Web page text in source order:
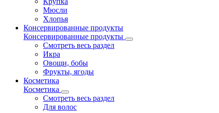
Мюсли
Хлопья
Консервированные продукты
Консервированные продукты
Смотреть весь раздел
Икра
Овощи, бобы
Фрукты, ягоды
Косметика
Косметика
Смотреть весь раздел
Для волос